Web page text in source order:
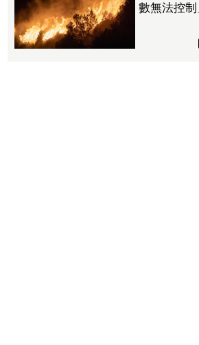
數無法控